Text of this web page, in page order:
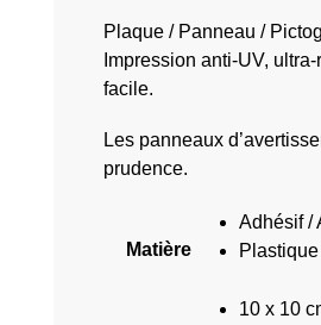
Plaque / Panneau /
Impression anti-UV,
facile.
Les panneaux
prudence.
Matière
Adhésif /
10 x 10